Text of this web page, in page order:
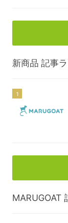
新商品 記事
MARUGOAT